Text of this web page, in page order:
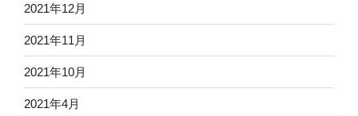
2021年12月
2021年11月
2021年10月
2021年4月